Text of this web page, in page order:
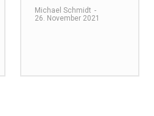
Michael Schmidt -
26. November 2021